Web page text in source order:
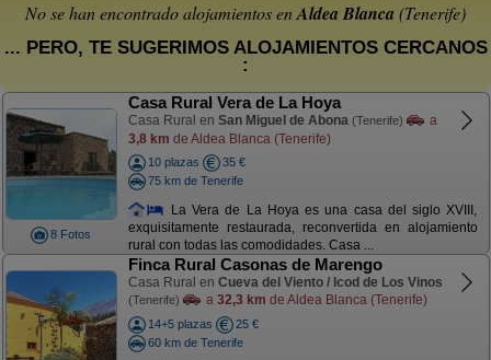
No se han encontrado alojamientos enAldea Blanca (Tenerife)
... PERO, TE SUGERIMOS ALOJAMIENTOS CERCANOS
:
8 Fotos
Casa Rural Vera de La Hoya
Casa Rural en San Miguel de Abona (Tenerife)
a
3,8 km de Aldea Blanca (Tenerife)
10 plazas
35 €
75 km de Tenerife
La Vera de La Hoya es una casa del siglo XVIII,
exquisitamente restaurada, reconvertida en alojamiento
rural con todas las comodidades. Casa ...
Finca Rural Casonas de Marengo
Casa Rural en Cueva del Viento / Icod de Los Vinos
(Tenerife) a 32,3 km de Aldea Blanca (Tenerife)
14+5 plazas
25 €
60 km de Tenerife